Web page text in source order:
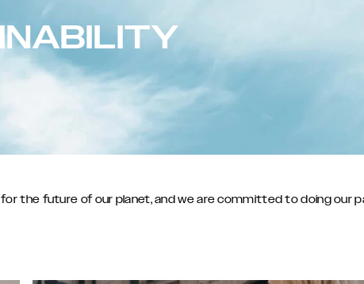
the future of our planet, and we are committed to doing our